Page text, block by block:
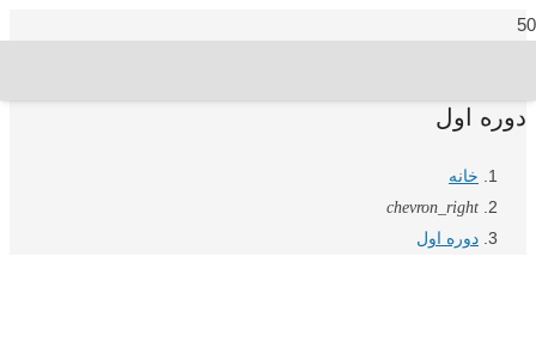
دوره اول
خانه
chevron_right
دوره اول